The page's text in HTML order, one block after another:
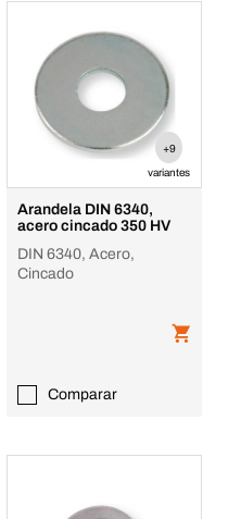
+9
variantes
Arandela DIN 6340,
acero cincado 350 HV
DIN 6340, Acero,
Cincado
Comparar